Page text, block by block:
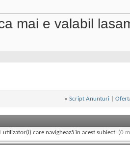
mai e valabil
« Script Anunturi
utilizator(i) care navighează în acest subiect. (0